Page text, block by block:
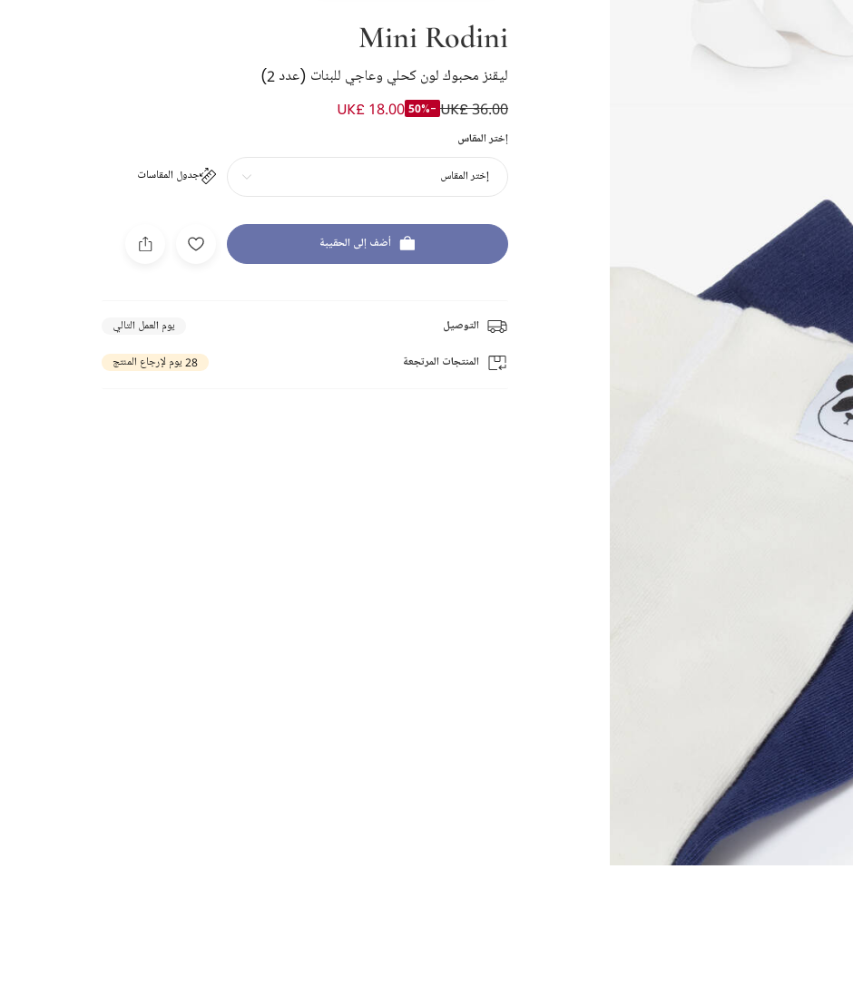
Mini Rodini
ليقنز محبوك لون كحلي وعاجي للبنات (عدد 2)
UK£ 36.00
-50%
UK£ 18.00
إختر المقاس
جدول المقاسات إختر المقاس
أضف إلى الحقيبة
التوصيل يوم العمل التالي
المنتجات المرتجعة 28 يوم لإرجاع المنتج